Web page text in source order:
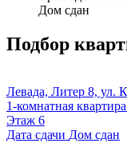
Дом сдан
Подбор
Левада, Литер 8, ул.
1-комнатная
Этаж 6
Дата сдачи Дом сдан